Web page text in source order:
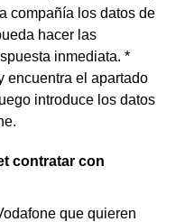
compañía los datos de
hacer las
inmediata. *
encuentra el apartado
introduce los datos
contratar con
que quieren